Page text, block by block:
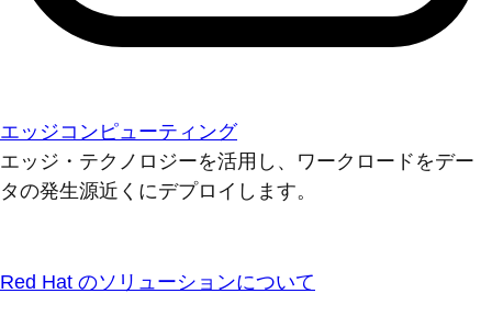
エッジコンピューティング
エッジ・テクノロジーを活用し、ワークロードをデー
タの発生源近くにデプロイします。
Red Hat のソリューションについて